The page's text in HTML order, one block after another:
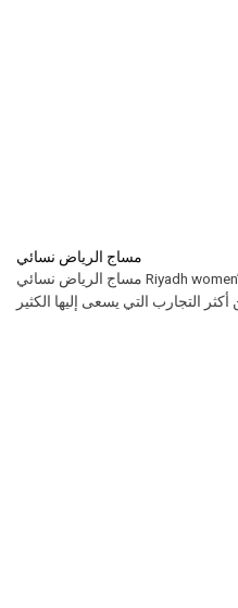
مساج الرياض نسائي
مساج الرياض نسائي Riyadh women’s massage تعتبر تجربة مساج الرياض